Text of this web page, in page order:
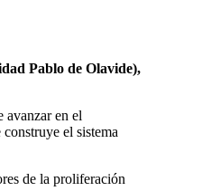
Pablo de Olavide),
avanzar en el
el sistema
de la proliferación